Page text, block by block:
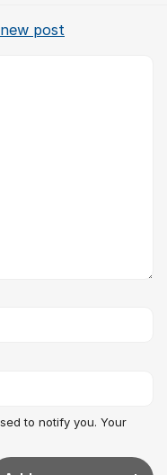
post
to notify you. Your